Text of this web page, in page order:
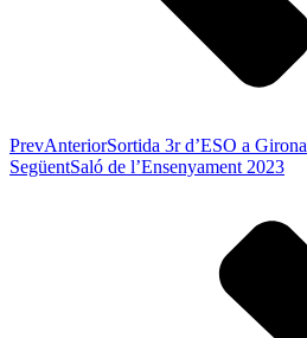
PrevAnteriorSortida 3r d’ESO a Girona
SegüentSaló de l’Ensenyament 2023